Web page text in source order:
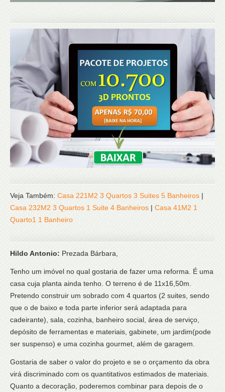
Veja Também: Casa 221M2 3 Quartos 3 Suites 5 Banheiros |
Casa 232M2 3 Quartos 1 Suite 4 Banheiros | Casa 41M2 1
Quarto1 1 Banheiro
Hildo Antonio: Prezada Bárbara,
Tenho um imóvel no qual gostaria de fazer uma reforma. É uma
casa cuja planta ainda tenho. O terreno é de 11x16,50m.
Pretendo construir um sobrado com 4 quartos (2 suites, sendo
que o de baixo e toda parte inferior será adaptada para
cadeirante), sala, cozinha, banheiro social, área de serviço,
depósito de ferramentas e materiais, gabinete, um jardim(pode
ser suspenso) e uma cozinha gourmet, além de garagem.
Gostaria de saber o valor do projeto e se o orçamento da obra
virá discriminado com os quantitativos estimados de materiais.
Quanto a decoração, poderemos combinar para depois de o